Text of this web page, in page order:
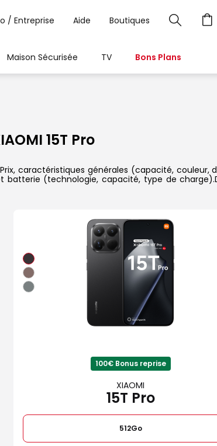
/ Entreprise Aide Boutiques
Maison Sécurisée TV Bons Plans
15T Pro
caractéristiques générales (capacité,
batterie (technologie, capacité, type de
100€ Bonus reprise
XIAOMI
15T Pro
512Go